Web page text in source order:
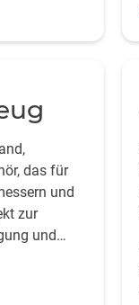
das für
und
zur
und